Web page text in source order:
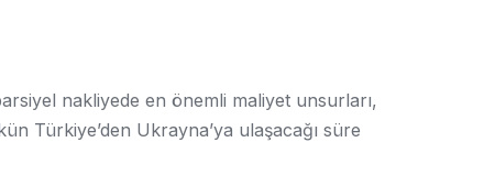
nakliyede en önemli maliyet unsurları,
Türkiye’den Ukrayna’ya ulaşacağı süre